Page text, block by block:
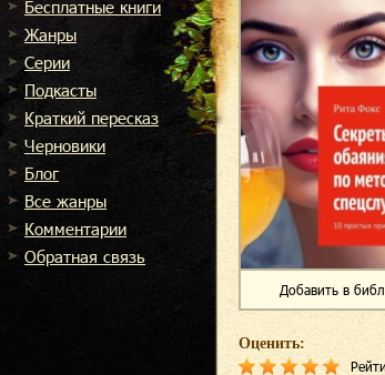
Бесплатные книги
Жанры
Cерии
Подкасты
Краткий пересказ
Черновики
Блог
Все жанры
Комментарии
Обратная связь
Добавить в
Оценить: